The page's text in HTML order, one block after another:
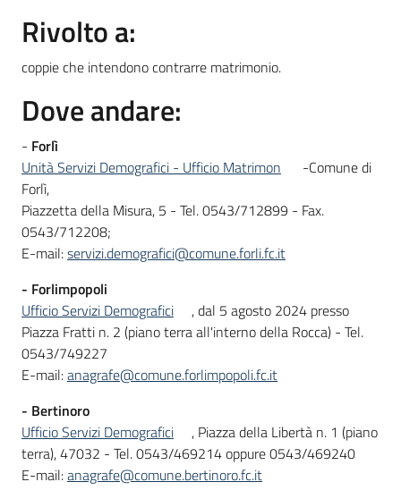
Rivolto a:
coppie che intendono contrarre matrimonio.
Dove andare:
- Forlì
Unità Servizi Demografici - Ufficio Matrimon
-Comune di
Forlì,
Piazzetta della Misura, 5 - Tel. 0543/712899 - Fax.
0543/712208;
E-mail:servizi.demografici@comune.forli.fc.it
- Forlimpopoli
Ufficio Servizi Demografici
, dal 5 agosto 2024 presso
Piazza Fratti n. 2 (piano terra all'interno della Rocca) - Tel.
0543/749227
E-mail:anagrafe@comune.forlimpopoli.fc.it
- Bertinoro
Ufficio Servizi Demografici
, Piazza della Libertà n. 1 (piano
terra), 47032 - Tel. 0543/469214 oppure 0543/469240
E-mail:anagrafe@comune.bertinoro.fc.it